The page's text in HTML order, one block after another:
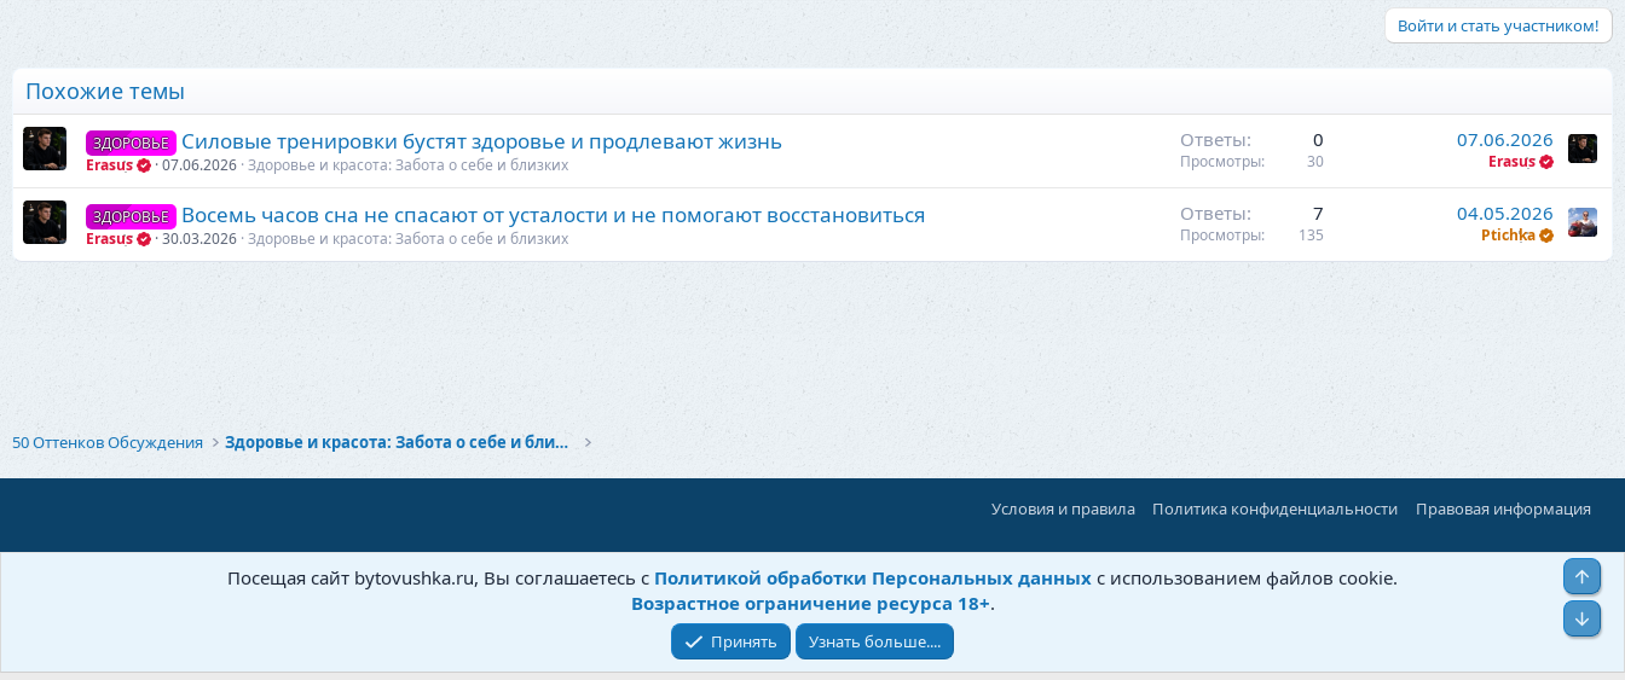
Войти и стать участником!
Похожие темы
ЗДОРОВЬЕ Силовые тренировки бустят здоровье и продлевают жизнь
Erasus 07.06.2026 Здоровье и красота: Забота о себе и близких
Ответы 0
Просмотры 30
07.06.2026
Erasus
ЗДОРОВЬЕ Восемь часов сна не спасают от усталости и не помогают восстановиться
Erasus 30.03.2026 Здоровье и красота: Забота о себе и близких
Ответы 7
Просмотры 135
04.05.2026
Ptichka
50 Оттенков Обсуждения Здоровье и красота: Забота о себе и близких
Условия и правила Политика конфиденциальности Правовая информация
©Бытовушка, 2025-2026
Посещая сайт bytovushka.ru, Вы соглашаетесь с Политикой обработки Персональных данных с использованием файлов cookie.
Возрастное ограничение ресурса 18+.
Принять Узнать больше....